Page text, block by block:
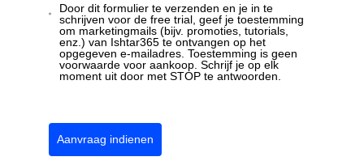
nemen aan onze webinar waarin we de mogelijkheden
van Ishtar365 uitlichten om jouw HR Processen AI Ready
te maken
Webinar | Leg de basis
voor AI Succes. Start met
gestructureerd
Door dit formulier te verzenden en je in te
schrijven voor de free trial, geef je toestemming
om marketingmails (bijv. promoties, tutorials,
enz.) van Ishtar365 te ontvangen op het
opgegeven e-mailadres. Toestemming is geen
voorwaarde voor aankoop. Schrijf je op elk
moment uit door met STOP te antwoorden.
Aanvraag indienen